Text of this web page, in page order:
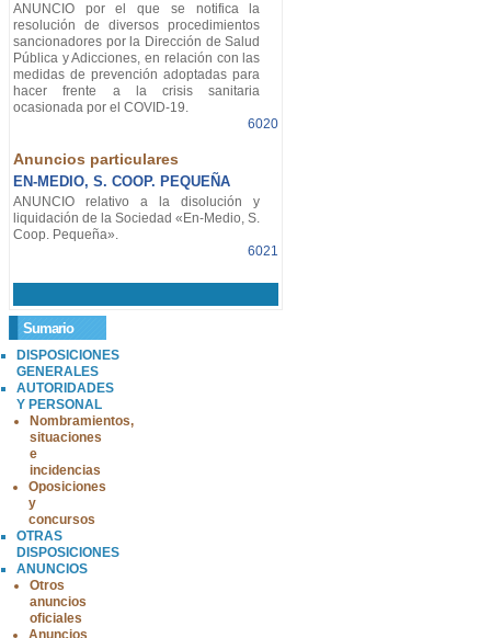
ANUNCIO por el que se notifica la
resolución de diversos procedimientos
sancionadores por la Dirección de Salud
Pública y Adicciones, en relación con las
medidas de prevención adoptadas para
hacer frente a la crisis sanitaria
ocasionada por el COVID-19.
6020
Anuncios particulares
EN-MEDIO, S. COOP. PEQUEÑA
ANUNCIO relativo a la disolución y
liquidación de la Sociedad «En-Medio, S.
Coop. Pequeña».
6021
Sumario
DISPOSICIONES
GENERALES
AUTORIDADES
Y PERSONAL
Nombramientos,
situaciones
e
incidencias
Oposiciones
y
concursos
OTRAS
DISPOSICIONES
ANUNCIOS
Otros
anuncios
oficiales
Anuncios